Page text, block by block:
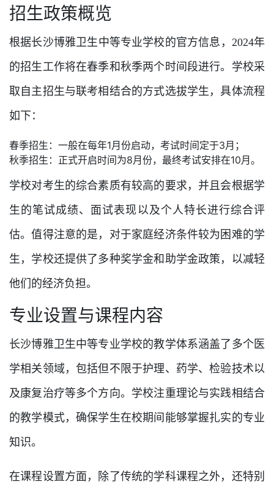
招生政策概览
根据长沙博雅卫生中等专业学校的官方信息，2024年
的招生工作将在春季和秋季两个时间段进行。学校采
取自主招生与联考相结合的方式选拔学生，具体流程
如下：
春季招生：一般在每年1月份启动，考试时间定于3月；
秋季招生：正式开启时间为8月份，最终考试安排在10月。
学校对考生的综合素质有较高的要求，并且会根据学
生的笔试成绩、面试表现以及个人特长进行综合评
估。值得注意的是，对于家庭经济条件较为困难的学
生，学校还提供了多种奖学金和助学金政策，以减轻
他们的经济负担。
专业设置与课程内容
长沙博雅卫生中等专业学校的教学体系涵盖了多个医
学相关领域，包括但不限于护理、药学、检验技术以
及康复治疗等多个方向。学校注重理论与实践相结合
的教学模式，确保学生在校期间能够掌握扎实的专业
知识。
在课程设置方面，除了传统的学科课程之外，还特别